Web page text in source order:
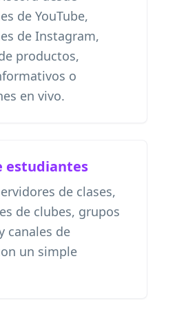
de YouTube,
de Instagram,
productos,
o
en vivo.
estudiantes
de clases,
de clubes, grupos
canales de
un simple